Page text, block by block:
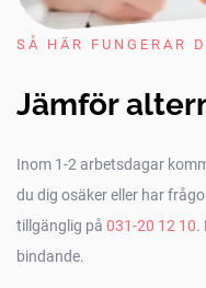
SÅ HÄR FUNGERAR
Jämför
Inom 1-2 arbetsdagar
du dig osäker eller har
tillgänglig på 031-20 12 10.
bindande.